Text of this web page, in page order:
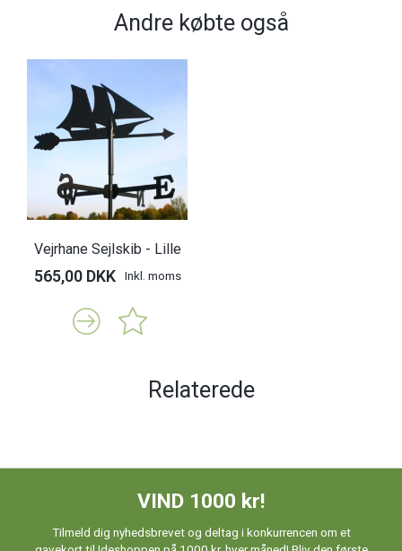
Andre købte også
Vejrhane Sejlskib - Lille
565,00 DKK Inkl. moms
Relaterede
VIND 1000 kr!
Tilmeld dig nyhedsbrevet og deltag i konkurrencen om et